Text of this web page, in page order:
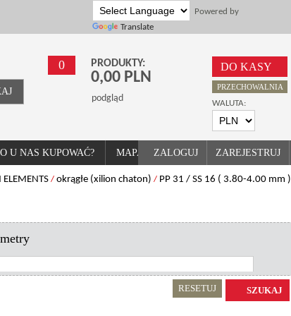
Powered by
Translate
0 DO KASY
PRZECHOWALNIA
WALUTA:
PRODUKTY:
0,00 PLN
podgląd
U NAS KUPOWAĆ? MAPA STRONY
ZALOGUJ ZAREJESTRUJ
/ okrągłe (xilion chaton) / PP 31 / SS 16 ( 3.80-4.00 mm )
SZUKAJ
RESETUJ